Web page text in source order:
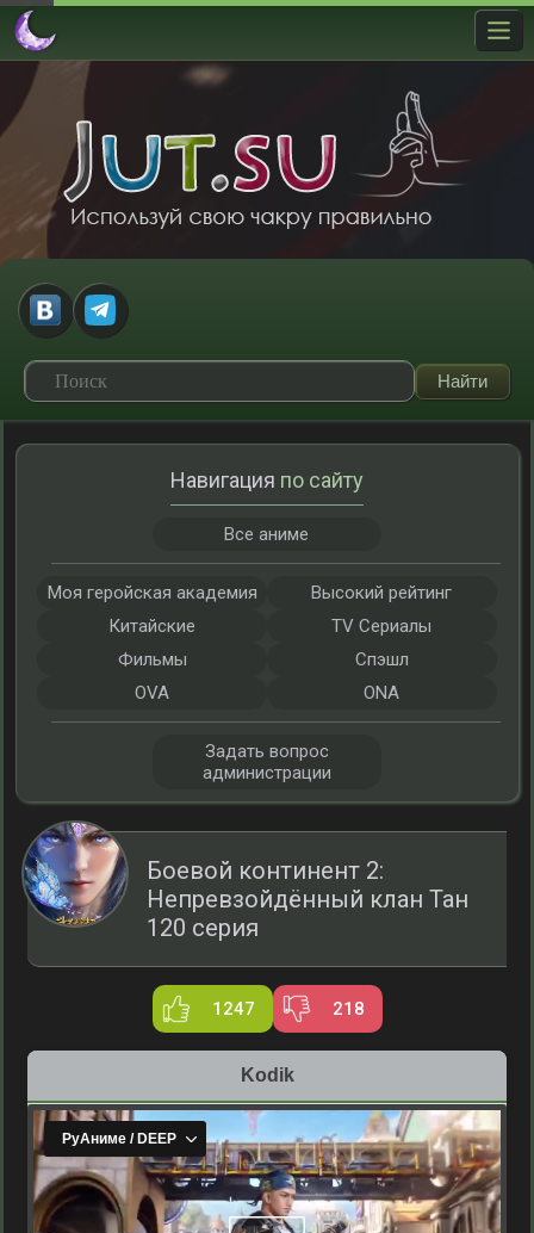
Боевой континент 2:
Непревзойдённый клан Тан
120 серия
1247 218
Kodik
Навигация по сайту
Все аниме
Моя геройская академия
Высокий рейтинг
Китайские
TV Сериалы
Фильмы
Спэшл
OVA
ONA
Задать вопрос
администрации